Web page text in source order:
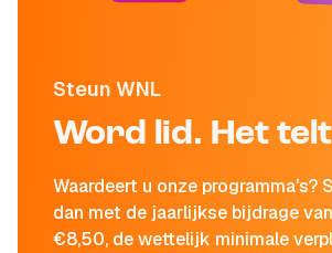
Steun WNL
Word lid. Het
Waardeert u onze programma's?
dan met de jaarlijkse bijdrage
€8,50, de wettelijk minimale